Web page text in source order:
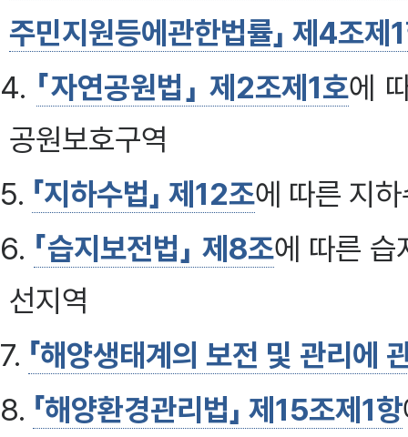
주민지원등에관한법률」 제4조제
4. 「자연공원법」 제2조제1호에
공원보호구역
5. 「지하수법」 제12조에 따른 지
6. 「습지보전법」 제8조에 따른 습
선지역
7. 「해양생태계의 보전 및 관리에
8. 「해양환경관리법」 제15조제1항